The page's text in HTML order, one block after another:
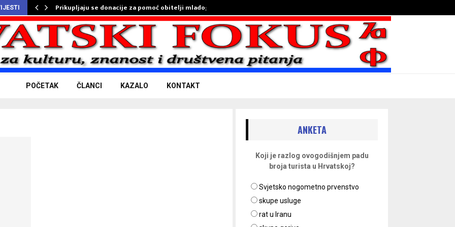
Prikupljaju se donacije za pomoć obitelji mladog…
POČETAK ČLANCI KAZALO KONTAKT
ANKETA
Koji je razlog ovogodišnjem padu
broja turista u Hrvatskoj?
Svjetsko nogometno prvenstvo
skupe usluge
rat u Iranu